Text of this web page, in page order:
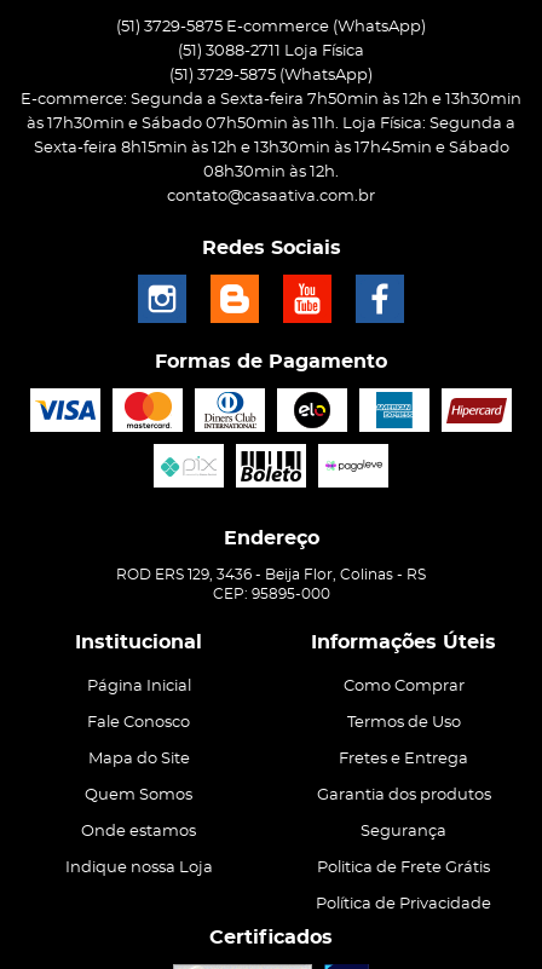
(51) 3729-5875 E-commerce (WhatsApp)
(51) 3088-2711 Loja Física
(51) 3729-5875 (WhatsApp)
E-commerce: Segunda a Sexta-feira 7h50min às 12h e 13h30min
às 17h30min e Sábado 07h50min às 11h. Loja Física: Segunda a
Sexta-feira 8h15min às 12h e 13h30min às 17h45min e Sábado
08h30min às 12h.
contato@casaativa.com.br
Redes Sociais
Formas de Pagamento
Endereço
ROD ERS 129, 3436 - Beija Flor, Colinas - RS
CEP: 95895-000
Institucional
Página Inicial
Fale Conosco
Mapa do Site
Quem Somos
Onde estamos
Indique nossa Loja
Informações Úteis
Como Comprar
Termos de Uso
Fretes e Entrega
Garantia dos produtos
Segurança
Politica de Frete Grátis
Política de Privacidade
Certificados